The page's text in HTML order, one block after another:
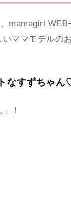
mamagirl
ママモデルの
なすずちゃん
！